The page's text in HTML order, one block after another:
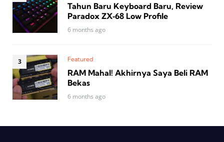
Tahun Baru Keyboard Baru, Review
Paradox ZX‑68 Low Profile
6 months ago
Featured
RAM Mahal! Akhirnya Saya Beli RAM
Bekas
6 months ago